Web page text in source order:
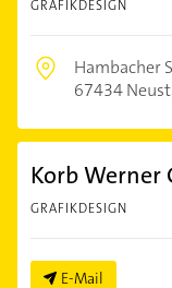
GRAFIKDESIGN
Hambacher
67434
Korb Werner
GRAFIKDESIGN
E-Mail